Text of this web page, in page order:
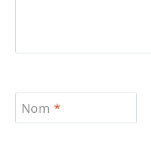
Nom *